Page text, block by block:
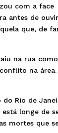
com a face
antes de
que, de
na rua
na área.
Rio de
longe de
mortes que